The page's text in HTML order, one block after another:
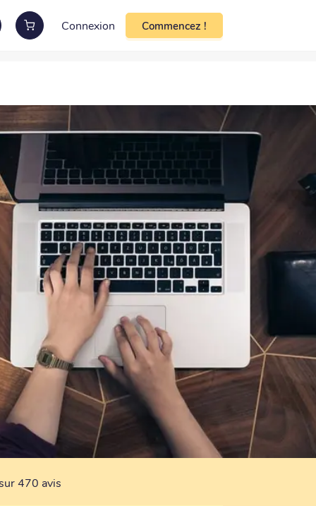
Connexion Commencez !
470 avis